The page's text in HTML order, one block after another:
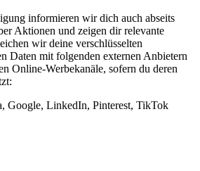
informieren wir dich auch abseits
Aktionen und zeigen dir relevante
wir deine verschlüsselten
Daten mit folgenden externen Anbietern
Online-Werbekanäle, sofern du deren
Google, LinkedIn, Pinterest, TikTok